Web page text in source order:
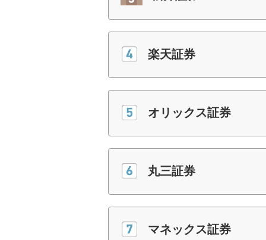
楽天証券
オリックス証券
丸三証券
マネックス証券